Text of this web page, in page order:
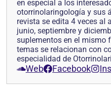
en especial a los
otorrinolaringología y sus
revista se edita 4 veces al
junio, septiembre y
suplementos en el mismo
temas se relacionan con
especialidad de
Web Facebook